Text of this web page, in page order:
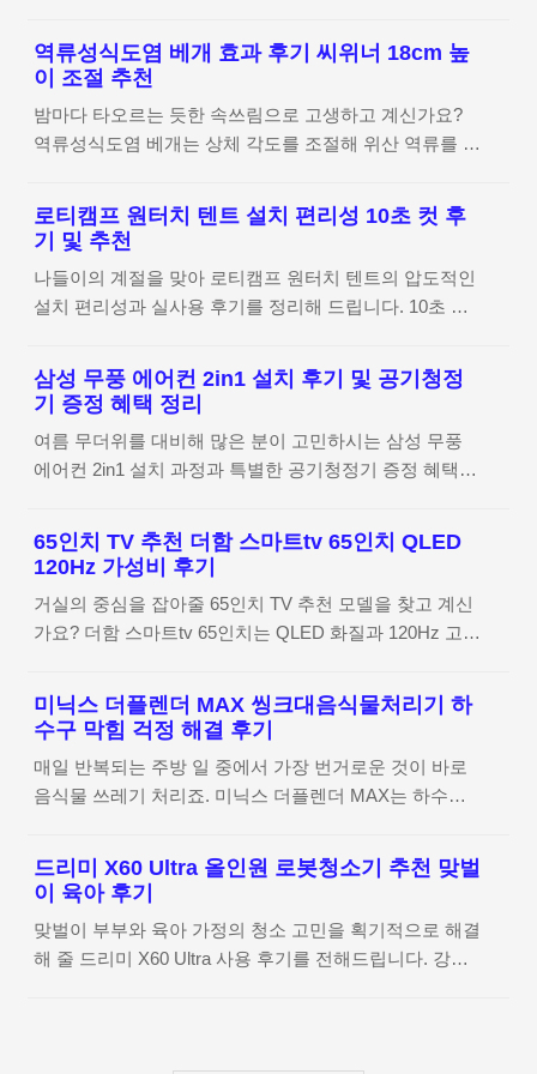
이 생기면 참 당황스럽더라고요. 매장에 가서 바로 사드
리고 싶지만 가격 부담도 크고 배송 날짜 맞추기도 쉽지
않아 고민이 많으셨을 텐데요. 이번에 삼성 43인치 TV 크
기로 바꿔드리면서 느낀 점들을 차근차..
이어 타입의 불편함이었던 외이도염 방지에 탁월한 오픈
형 구조를 채택하여 장시간 착용에도 쾌적함을 유지해줍
니다. 이번 포스팅에서는 운동 효율을 높여줄 블라우풍트
오픈픽의 주요 특징과 장점을 상세히 살펴보겠습니다. 블
라우풍트 오픈픽 상세 정보 확인하기 귀 건강과 외이도염
폰 사용이 필수인데요. 인이어 타입을 오래 쓰다 보면 귀
안이 습해지거나 통증이 생겨 고생하는 경우가 종종 발생
하더라고요. 특히 땀이 많이 나는 러닝 중에는 이런 불편
함이 더 크게 다가오곤 하죠. 그래서 최근에는 귀를 막지
역류성식도염 베개 효과 후기 씨위너 18cm 높
이 조절 추천
밤마다 타오르는 듯한 속쓰림으로 고생하고 계신가요?
역류성식도염 베개는 상체 각도를 조절해 위산 역류를 물
오늘은 18cm에서 23cm까지 높이 조절이 가능한 씨위너
경사 베개의 실제 사용 후기와 효과를 정리해 드립니다.
씨위너 제품 상세 정보 확인하기 밤마다 반복되는 속쓰림
과 역류성식도염 베개 고민 평소 야식을 즐기거나 조금만
과식해도 밤새 위산이 역류해 잠을 설치는 경우가 참 많
이물감 때문에 앉아서 졸거나 베개를 여러 개 겹쳐 써보
기도 하지만, 결국 목과 허리만 뻐근해지기 일쑤였거든
요. 이러한 불편함은 단순히 잠을 못 자는 것을 넘어 일상
의 컨디션까지 무너뜨리곤 하는데요. 역류성식도염 베개
로티캠프 원터치 텐트 설치 편리성 10초 컷 후
기 및 추천
나들이의 계절을 맞아 로티캠프 원터치 텐트의 압도적인
설치 편리성과 실사용 후기를 정리해 드립니다. 10초 만
벽하게 즐길 수 있는 비결을 지금 바로 확인해 보세요. 로
티캠프 원터치 텐트 상세 정보 확인하기 나들이 필수템
선정 기준 요즘처럼 날씨가 좋을 때는 가볍게 떠나는 나
들이가 최고잖아요. 하지만 텐트 설치가 복잡하면 시작부
터 진이 빠지기 마련이더라고요. 제가 이번에 로티캠프
'속도'와 '편의성'이었어요.복잡한 폴대 조립 없이 누구나
쉽게 다룰 수 있어야 진정한 휴식이 가능하니까요. 이렇
게 간편함을 최우선으로 고려하니 자연스럽게 이 모델이
나들이 필수템으로 눈에 들어오더라고요. 스트레스 없는
삼성 무풍 에어컨 2in1 설치 후기 및 공기청정
기 증정 혜택 정리
여름 무더위를 대비해 많은 분이 고민하시는 삼성 무풍
에어컨 2in1 설치 과정과 특별한 공기청정기 증정 혜택
은 물론, 지정일 배송 서비스와 알뜰한 구매 팁까지 실제
경험을 바탕으로 상세히 담았습니다. 삼성 무풍 에어컨
제품 상세 정보 확인하기 여름 준비의 시작, 삼성 무풍 에
어컨 선택 계기 날씨가 갑자기 더워지기 시작하면서 거실
에어컨 교체를 고민하게 되었는데요. 삼성 무풍 에어컨
가장 끌리더라고요. 특히 어린아이가 있는 집이라 에어컨
바람이 직접 닿는 게 늘 신경 쓰였는데, 무풍 지능 냉방
기능이 이 고민을 말끔히 해결해 줄 것 같아 선택하게 되
었습니다.배송부터 삼성 무풍 에어컨 2in1..
65인치 TV 추천 더함 스마트tv 65인치 QLED
120Hz 가성비 후기
거실의 중심을 잡아줄 65인치 TV 추천 모델을 찾고 계신
가요? 더함 스마트tv 65인치는 QLED 화질과 120Hz 고주
관심을 받고 있습니다. 오늘은 압도적인 몰입감과 편의성
을 모두 잡은 이 제품의 매력을 상세히 정리해 드립니다.
더함 스마트tv 65인치 제품 상세 정보 확인하기 거실의
중심, 65인치 TV 선택의 고민과 더함의 등장 거실의 분위
기를 결정하는 가장 큰 가전은 역시 TV잖아요. 30평대 거
사이에서 갈등이 생기기 마련이에요. 대기업 제품은 부담
스럽고 저가형은 화질이 걱정될 때, 더함 스마트tv 65인
치 CHiQ는 아주 영리한 대안이 되더라고요. 실속을 중시
하는 분들에게 왜 이 ..
미닉스 더플렌더 MAX 씽크대음식물처리기 하
수구 막힘 걱정 해결 후기
매일 반복되는 주방 일 중에서 가장 번거로운 것이 바로
음식물 쓰레기 처리죠. 미닉스 더플렌더 MAX는 하수구
혁신적인 씽크대음식물처리기로 주목받고 있습니다. 오
늘은 실제 사용 경험을 바탕으로 강력한 건조력과 정숙함
을 갖춘 이 제품의 매력을 상세히 정리해 드립니다. 미닉
스 더플렌더 MAX 상세 정보 확인하기 싱크대 분쇄기 불
안함과 미닉스 더플렌더 MAX 교체 계기 기존에 싱크대
드리미 X60 Ultra 올인원 로봇청소기 추천 맞벌
이 육아 후기
맞벌이 부부와 육아 가정의 청소 고민을 획기적으로 해결
해 줄 드리미 X60 Ultra 사용 후기를 전해드립니다. 강력